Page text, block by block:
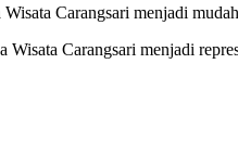
Carangsari menjadi
Carangsari menjadi